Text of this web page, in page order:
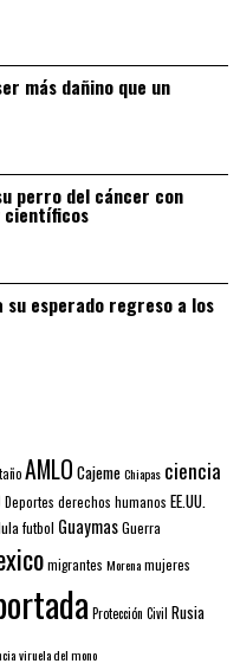
más dañino que un
perro del cáncer con
científicos
su esperado regreso a los
AMLO CajemeChiapas ciencia
Deportes derechos humanos EE.UU.
futbol GuaymasGuerra
migrantes Morenamujeres
Protección Civil Rusia
viruela del mono